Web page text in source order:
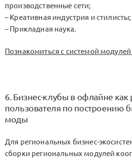
производственные сети;
– Креативная индустрия и стилисты;
– Прикладная наука.
Познакомиться с системой
6. Бизнес-клубы в офлайне как
пользователя по построению
моды
Для региональных бизнес-
сборки региональных модулей